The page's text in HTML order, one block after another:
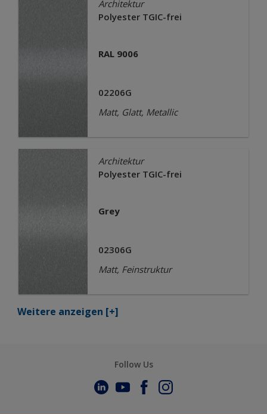
Architektur
Polyester TGIC-frei
RAL 9006
02206G
Matt, Glatt, Metallic
Architektur
Polyester TGIC-frei
Grey
02306G
Matt, Feinstruktur
Weitere anzeigen [+]
Follow Us